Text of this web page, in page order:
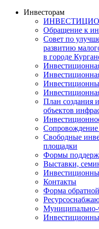
Инвесторам
Обращение к
Совет по
развитию
в городе
План создания
объектов
Сопровождение
Свободные
площадки
Формы
Выставки,
Контакты
Форма обратной
Муниципально-